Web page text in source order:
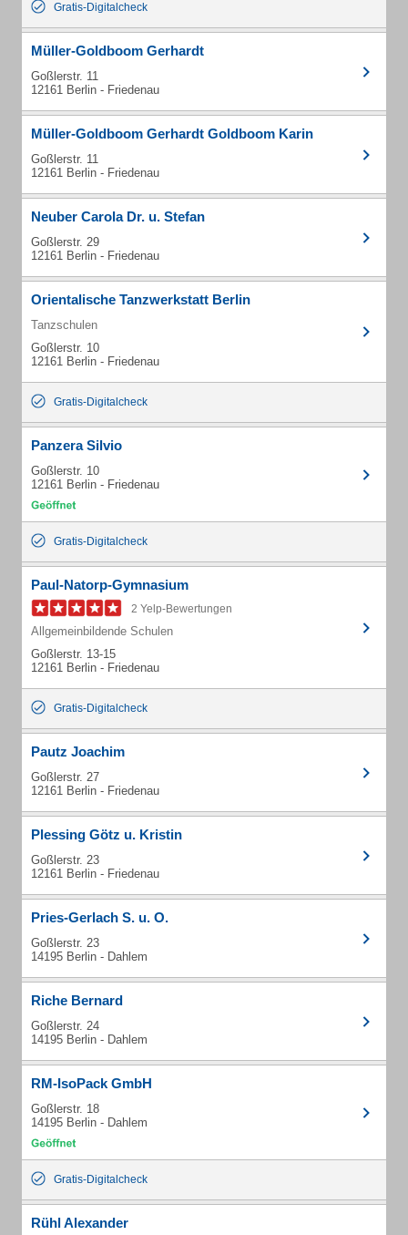
Gratis-Digitalcheck
Müller-Goldboom Gerhardt
Goßlerstr. 11
12161 Berlin - Friedenau
Müller-Goldboom Gerhardt Goldboom Karin
Goßlerstr. 11
12161 Berlin - Friedenau
Neuber Carola Dr. u. Stefan
Goßlerstr. 29
12161 Berlin - Friedenau
Orientalische Tanzwerkstatt Berlin
Tanzschulen
Goßlerstr. 10
12161 Berlin - Friedenau
Gratis-Digitalcheck
Panzera Silvio
Goßlerstr. 10
12161 Berlin - Friedenau
Gratis-Digitalcheck
Paul-Natorp-Gymnasium
2 Yelp-Bewertungen
Allgemeinbildende Schulen
Goßlerstr. 13-15
12161 Berlin - Friedenau
Gratis-Digitalcheck
Pautz Joachim
Goßlerstr. 27
12161 Berlin - Friedenau
Plessing Götz u. Kristin
Goßlerstr. 23
12161 Berlin - Friedenau
Pries-Gerlach S. u. O.
Goßlerstr. 23
14195 Berlin - Dahlem
Riche Bernard
Goßlerstr. 24
14195 Berlin - Dahlem
RM-IsoPack GmbH
Goßlerstr. 18
14195 Berlin - Dahlem
Gratis-Digitalcheck
Rühl Alexander